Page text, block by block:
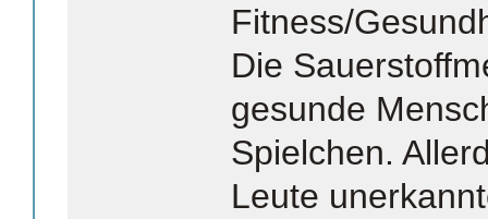
Fitness/
Die
gesunde
Spielchen.
Leute